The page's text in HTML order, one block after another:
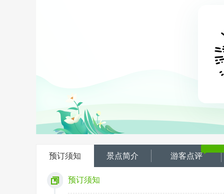
预订须知 景点简介 游客点评
预订须知